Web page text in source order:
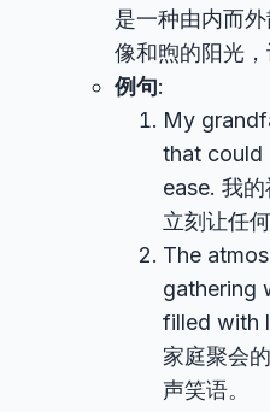
是一种由内而
像和煦的阳光，
例句:
My
that could
ease. 我
立刻让任
The
gathering
filled with
家庭聚会
声笑语。